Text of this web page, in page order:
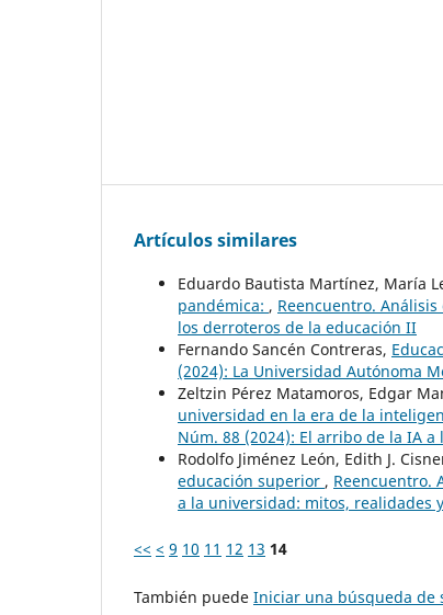
Artículos similares
Eduardo Bautista Martínez, María
pandémica: , Reencuentro.
los derroteros de la educación II
Fernando Sancén Contreras,
(2024): La Universidad Autónoma
Zeltzin Pérez Matamoros, Edgar
universidad en la era de la
Núm. 88 (2024): El arribo de la IA
Rodolfo Jiménez León, Edith J.
educación superior , Reencuentro.
a la universidad: mitos, realidades
<< < 9 10 11 12 13 14
También puede Iniciar una búsqueda de